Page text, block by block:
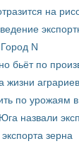
на
N
бьёт по
жизни аграриев
по урожаям
назвали
зерна